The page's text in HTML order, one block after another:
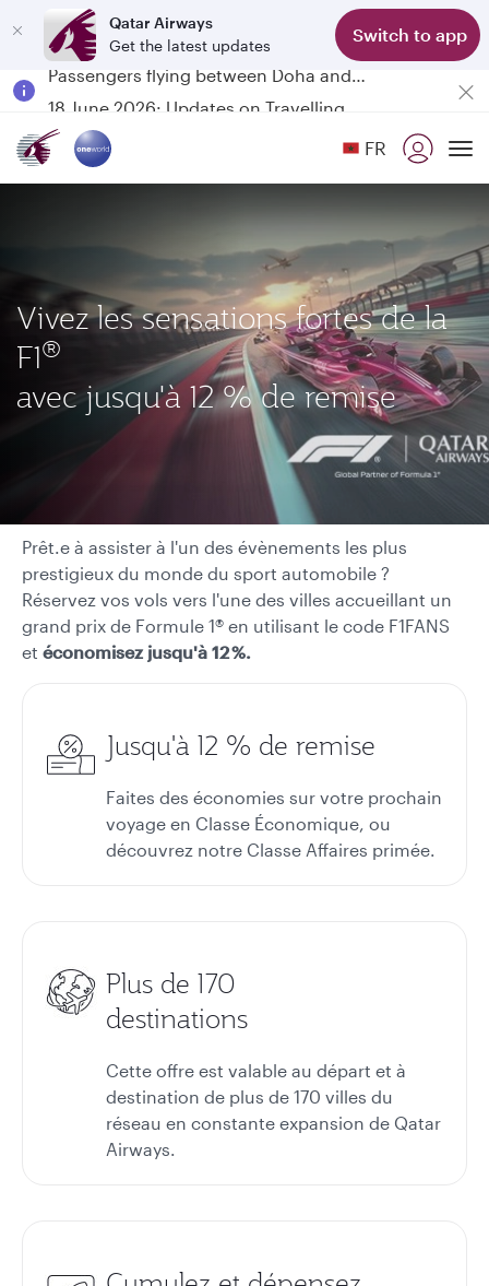
Qatar Airways
Get the latest updates
Switch to app
Passengers flying between Doha and Auckland on QR914 and QR915
Qatar Airways Expands Global Network to over 160 Destinations FR
Vivez les sensations fortes de la
F1®
avec jusqu'à 12 % de remise
Prêt.e à assister à l'un des évènements les plus
prestigieux du monde du sport automobile ?
Réservez vos vols vers l'une des villes accueillant un
grand prix de Formule 1® en utilisant le code F1FANS
et économisez jusqu'à 12 %.
Jusqu'à 12 % de remise
Faites des économies sur votre prochain
voyage en Classe Économique, ou
découvrez notre Classe Affaires primée.
Plus de 170
destinations
Cette offre est valable au départ et à
destination de plus de 170 villes du
réseau en constante expansion de Qatar
Airways.